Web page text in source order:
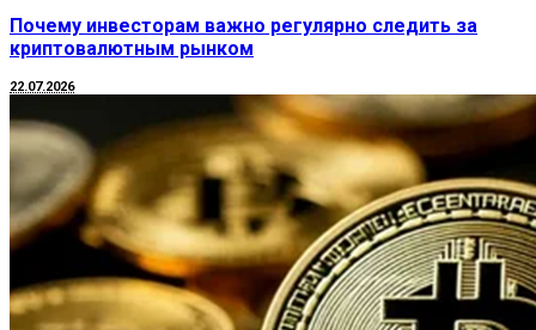
Почему инвесторам важно регулярно следить за
криптовалютным рынком
22.07.2026